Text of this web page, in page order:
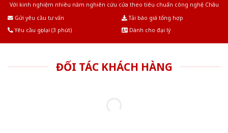
Với kinh nghiệm nhiêu năm nghiên cứu cửa theo tiêu chuẩn công nghệ Châu
Gửi yêu cầu tư vấn
Tải báo giá tổng hợp
Yêu cầu gọi lại (3 phút)
Dành cho đại lý
ĐỐI TÁC KHÁCH HÀNG